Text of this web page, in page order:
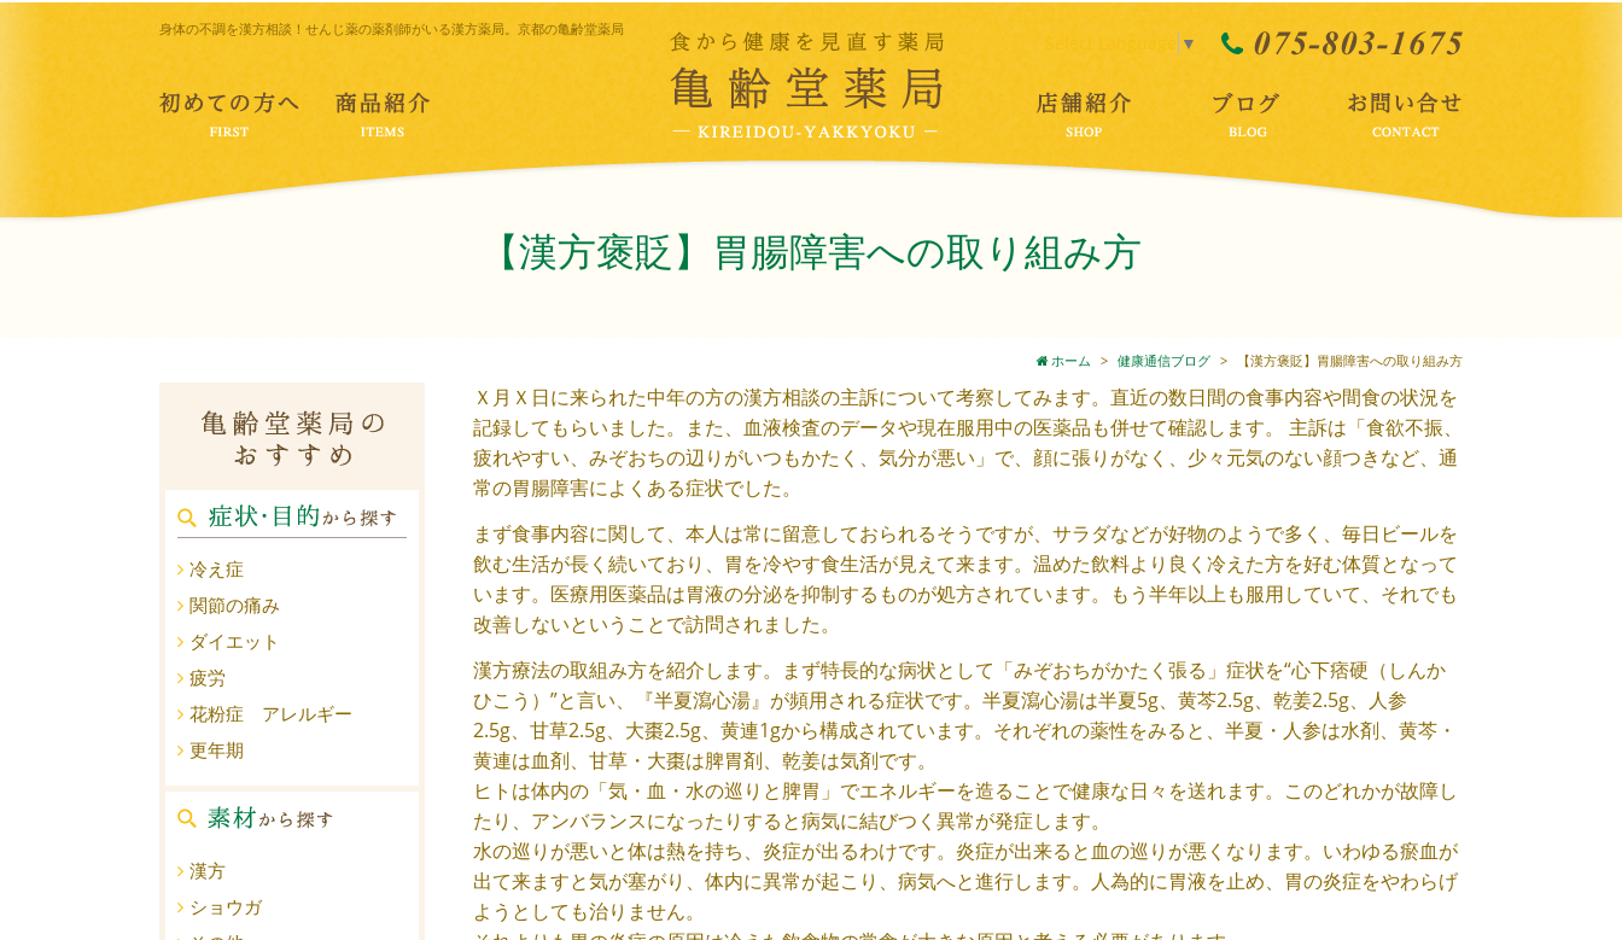
身体の不調を漢方相談！せんじ薬の薬剤師がいる漢方薬局。京都の亀齢堂薬局
Select Language ▼
【漢方褒貶】胃腸障害への取り組み方
ホーム 健康通信ブログ 【漢方褒貶】胃腸障害への取り組み方
Ｘ月Ｘ日に来られた中年の方の漢方相談の主訴について考察してみます。直近の数日間の食事内容や間食の状況を
記録してもらいました。また、血液検査のデータや現在服用中の医薬品も併せて確認します。 主訴は「食欲不振、
疲れやすい、みぞおちの辺りがいつもかたく、気分が悪い」で、顔に張りがなく、少々元気のない顔つきなど、通
常の胃腸障害によくある症状でした。
まず食事内容に関して、本人は常に留意しておられるそうですが、サラダなどが好物のようで多く、毎日ビールを
飲む生活が長く続いており、胃を冷やす食生活が見えて来ます。温めた飲料より良く冷えた方を好む体質となって
います。医療用医薬品は胃液の分泌を抑制するものが処方されています。もう半年以上も服用していて、それでも
改善しないということで訪問されました。
漢方療法の取組み方を紹介します。まず特長的な病状として「みぞおちがかたく張る」症状を“心下痞硬（しんか
ひこう）”と言い、『半夏瀉心湯』が頻用される症状です。半夏瀉心湯は半夏5g、黄芩2.5g、乾姜2.5g、人参
2.5g、甘草2.5g、大棗2.5g、黄連1gから構成されています。それぞれの薬性をみると、半夏・人参は水剤、黄芩・
黄連は血剤、甘草・大棗は脾胃剤、乾姜は気剤です。
ヒトは体内の「気・血・水の巡りと脾胃」でエネルギーを造ることで健康な日々を送れます。このどれかが故障し
たり、アンバランスになったりすると病気に結びつく異常が発症します。
水の巡りが悪いと体は熱を持ち、炎症が出るわけです。炎症が出来ると血の巡りが悪くなります。いわゆる瘀血が
出て来ますと気が塞がり、体内に異常が起こり、病気へと進行します。人為的に胃液を止め、胃の炎症をやわらげ
ようとしても治りません。
冷え症
関節の痛み
ダイエット
疲労
花粉症 アレルギー
更年期
漢方
ショウガ